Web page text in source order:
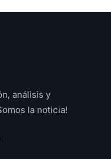
análisis y
la noticia!